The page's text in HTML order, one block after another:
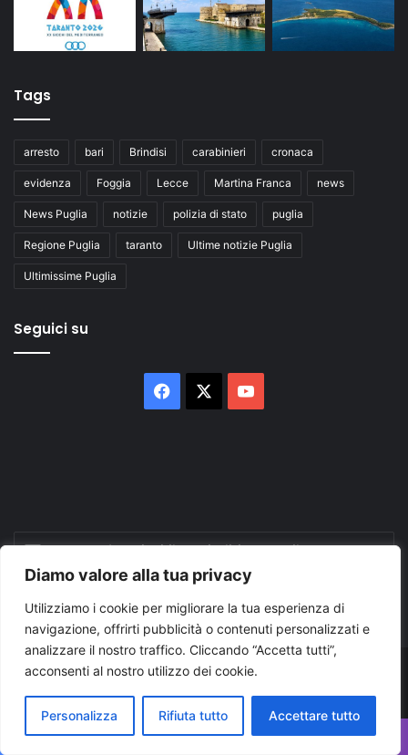
Diamo valore alla tua privacy
Utilizziamo i cookie per migliorare la tua esperienza di
navigazione, offrirti pubblicità o contenuti personalizzati e
analizzare il nostro traffico. Cliccando “Accetta tutti”,
acconsenti al nostro utilizzo dei cookie.
Personalizza Rifiuta tutto Accettare tutto
Tags
arresto bari Brindisi carabinieri cronaca
evidenza Foggia Lecce Martina Franca news
News Puglia notizie polizia di stato puglia
Regione Puglia taranto Ultime notizie Puglia
Ultimissime Puglia
Seguici su
Facebook
tuo
mail
© Copyright 2026, Tutti i diritti riservati |
Pugliapress - Quotidiano online editore associazione giornalisti
riuniti registrato presso il tribunale di Taranto al n. 569/2000 del